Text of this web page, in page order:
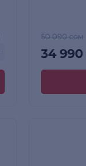
50 090 сом
34 990